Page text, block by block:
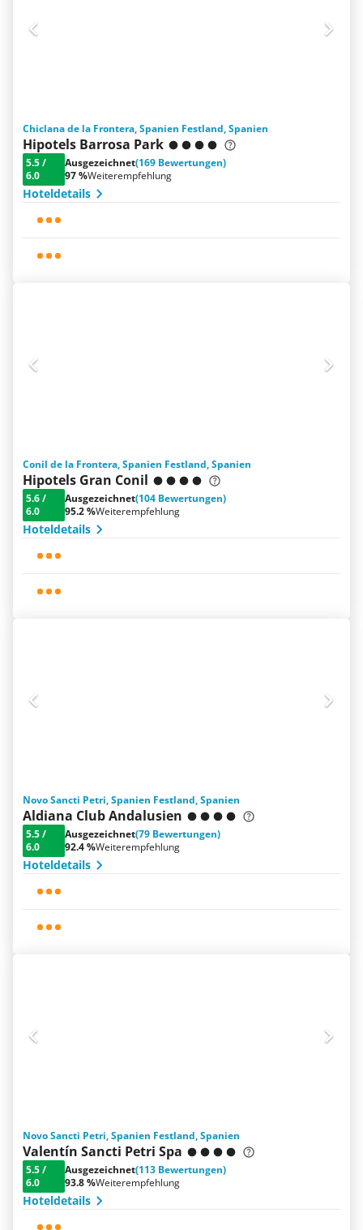
Chiclana de la Frontera, Spanien Festland, Spanien
Hipotels Barrosa Park
5.5/
6.0
Ausgezeichnet(169 Bewertungen)
97 %Weiterempfehlung
Hoteldetails
Conil de la Frontera, Spanien Festland, Spanien
Hipotels Gran Conil
5.6/
6.0
Ausgezeichnet(104 Bewertungen)
95.2 %Weiterempfehlung
Hoteldetails
Novo Sancti Petri, Spanien Festland, Spanien
Aldiana Club Andalusien
5.5/
6.0
Ausgezeichnet(79 Bewertungen)
92.4 %Weiterempfehlung
Hoteldetails
Novo Sancti Petri, Spanien Festland, Spanien
Valentín Sancti Petri Spa
5.5/
6.0
Ausgezeichnet(113 Bewertungen)
93.8 %Weiterempfehlung
Hoteldetails